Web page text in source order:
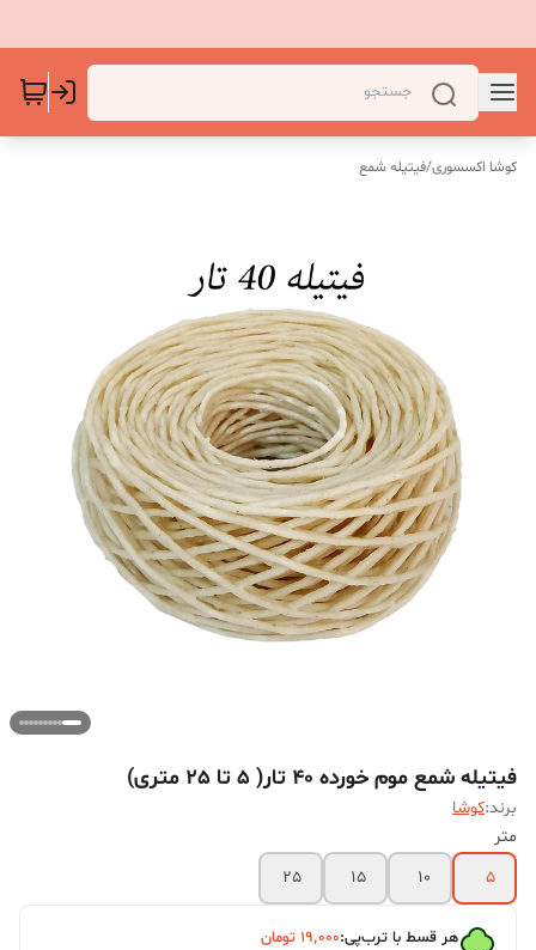
کوشا اکسسوری/فیتیله شمع
فیتیله شمع موم خورده 40 تار( 5 تا 25 متری)
برند:کوشا
متر
5
10
15
25
هر قسط با ترب‌پی:۱۹٬۰۰۰ تومان